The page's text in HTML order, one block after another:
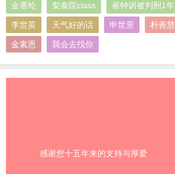
金赛纶 梨泰院class 崔钟训被判刑1年
李世英 天气好的话 申世景 朴善慧
金素恩 我会去找你
感谢您十五年来的支持与厚爱